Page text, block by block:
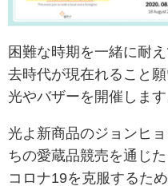
困難な時期を一緒に耐
去時代が現在れること
光やバザーを開催します
光よ新商品のジョンヒ
ちの愛蔵品競売を通じ
コロナ19を克服するた